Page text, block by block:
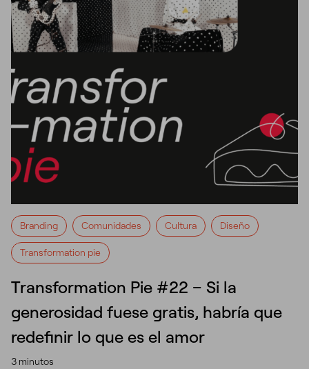
Branding Comunidades Cultura Diseño
Transformation pie
Transformation Pie #22 – Si la
generosidad fuese gratis, habría que
redefinir lo que es el amor
3 minutos